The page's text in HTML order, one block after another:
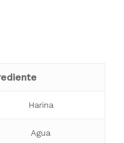
Harina
Agua